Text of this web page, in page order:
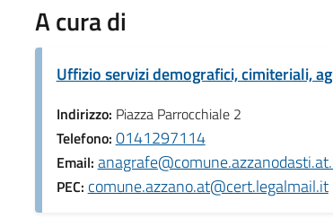
A cura di
Uffizio servizi demografici, cimiteriali,
Indirizzo: Piazza Parrocchiale 2
Telefono: 0141297114
Email:
PEC: comune.azzano.at@cert.legalmail.it